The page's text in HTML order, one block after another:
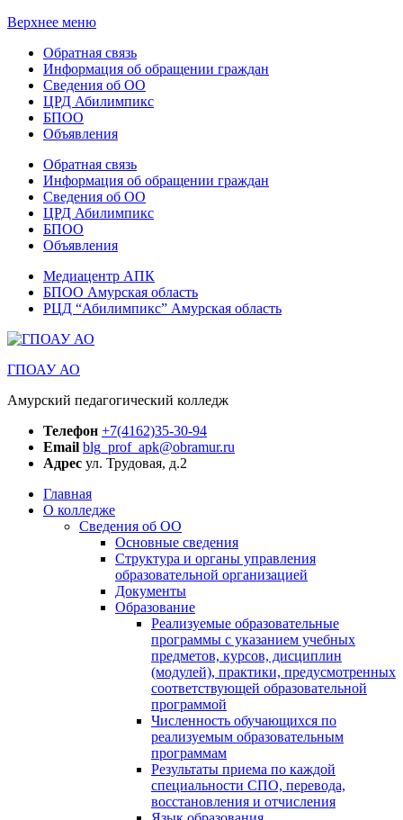
Верхнее меню
Обратная связь
Информация об обращении граждан
Сведения об ОО
ЦРД Абилимпикс
БПОО
Объявления
Обратная связь
Информация об обращении граждан
Сведения об ОО
ЦРД Абилимпикс
БПОО
Объявления
Медиацентр АПК
БПОО Амурская область
РЦД “Абилимпикс” Амурская область
ГПОАУ АО
Амурский педагогический колледж
Телефон +7(4162)35-30-94
Email blg_prof_apk@obramur.ru
Адрес ул. Трудовая, д.2
Главная
О колледже
Сведения об ОО
Основные сведения
Структура и органы управления
образовательной организацией
Документы
Образование
Реализуемые образовательные
программы с указанием учебных
предметов, курсов, дисциплин
(модулей), практики, предусмотренных
соответствующей образовательной
программой
Численность обучающихся по
реализуемым образовательным
программам
Результаты приема по каждой
специальности СПО, перевода,
восстановления и отчисления